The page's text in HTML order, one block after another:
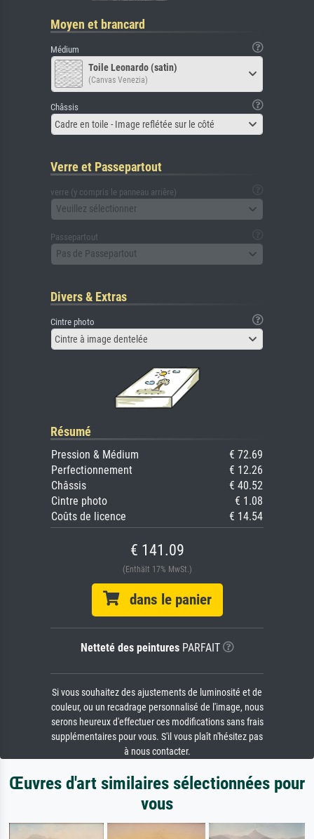
Moyen et brancard
Médium
Toile Leonardo (satin)
(Canvas Venezia)
Châssis
Cadre en toile - Image reflétée sur le côté
Verre et Passepartout
verre (y compris le panneau arrière)
Veuillez sélectionner
Passepartout
Pas de Passepartout
Divers & Extras
Cintre photo
Cintre à image dentelée
Résumé
Pression & Médium
€ 72.69
Perfectionnement
€ 12.26
Châssis
€ 40.52
Cintre photo
€ 1.08
Coûts de licence
€ 14.54
€ 141.09
(Enthält 17% MwSt.)
dans le panier
Netteté des peinturesPARFAIT
Si vous souhaitez des ajustements de luminosité et de
couleur, ou un recadrage personnalisé de l'image, nous
serons heureux d'effectuer ces modifications sans frais
supplémentaires pour vous. S'il vous plaît n'hésitez pas
à nous contacter.
Œuvres d'art similaires sélectionnées pour
vous